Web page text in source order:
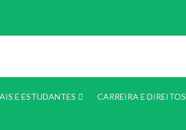
E ESTUDANTES CARREIRA E DIREITOS